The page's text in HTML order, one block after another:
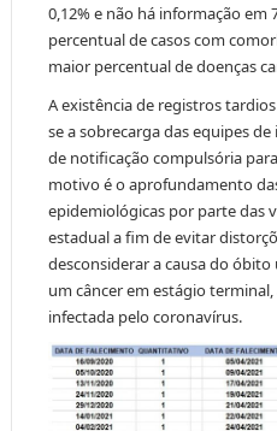
0,12% e não há informação em
percentual de casos com
maior percentual de doenças
A existência de registros
se a sobrecarga das equipes
de notificação compulsória
motivo é o aprofundamento
epidemiológicas por parte das
estadual a fim de evitar
desconsiderar a causa do
um câncer em estágio
infectada pelo coronavírus.